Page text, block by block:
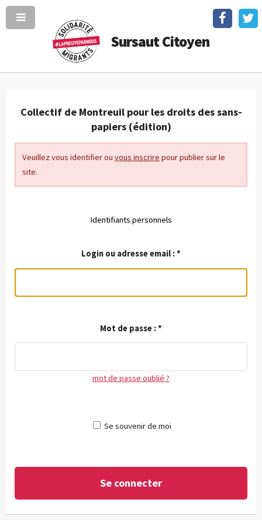
Sursaut Citoyen
Collectif de Montreuil pour les droits des sans-
papiers (édition)
Veuillez vous identifier ou vous inscrire pour publier sur le
site.
Identifiants personnels
Login ou adresse email :*
Mot de passe :*
mot de passe oublié ?
Se souvenir de moi